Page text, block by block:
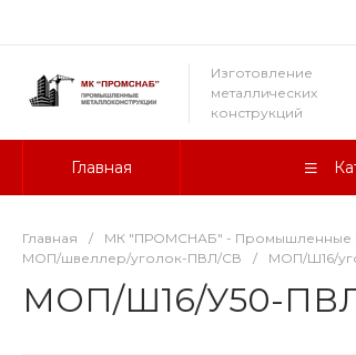
Изготовление
металлических
конструкций
Главная
Главная / МК "ПРОМСНАБ" - Промышленные
МОП/швеллер/уголок-ПВЛ/СВ
/ МОП/Ш16/
МОП/Ш16/У50-